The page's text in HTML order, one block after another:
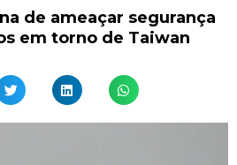
de ameaçar segurança
em torno de Taiwan